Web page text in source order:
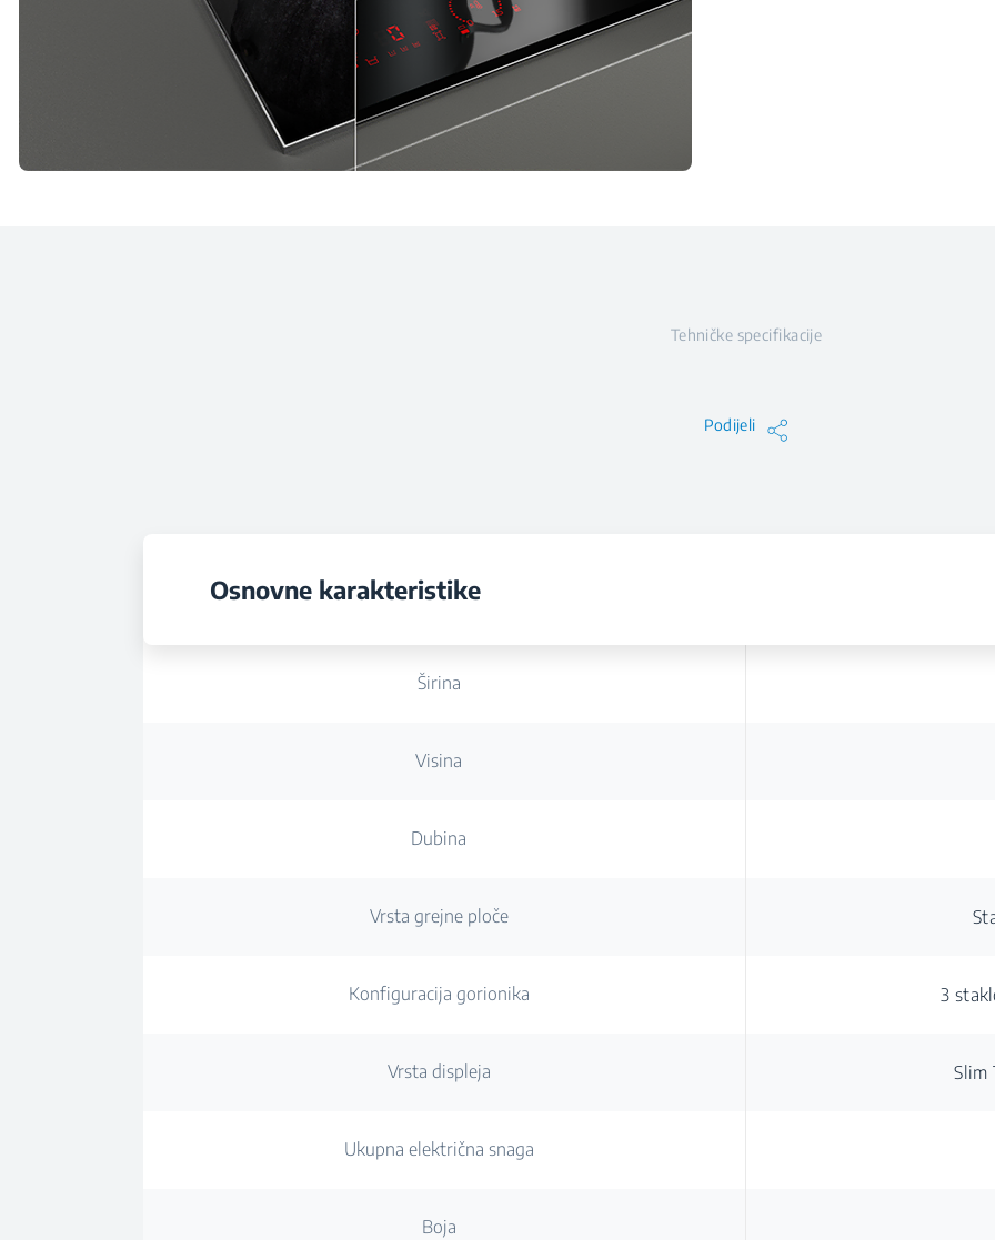
Tehničke specifikacije
Podijeli
Osnovne karakteristike
Širina
Visina
Dubina
Vrsta grejne ploče
Konfiguracija gorionika 3
Vrsta displeja Slim
Ukupna električna snaga
Boja